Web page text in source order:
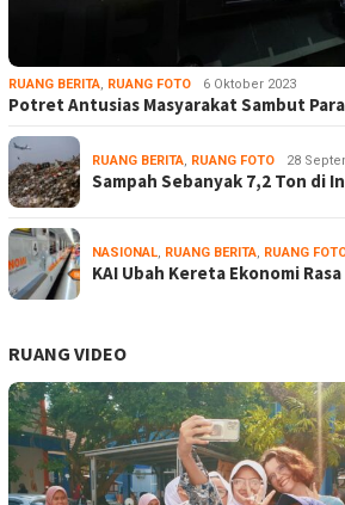
RUANG BERITA, RUANG FOTO 6 Oktober 2023
Potret Antusias Masyarakat Sambut
RUANG BERITA, RUANG FOTO 28
Sampah Sebanyak 7,2 Ton di
NASIONAL, RUANG BERITA, RUANG
KAI Ubah Kereta Ekonomi
RUANG VIDEO